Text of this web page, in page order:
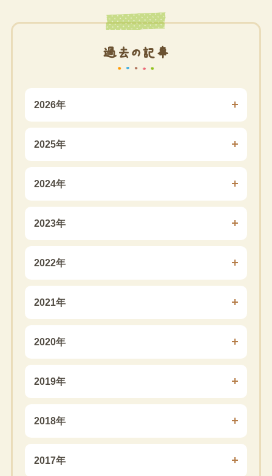
過去の記事
2026年
2025年
2024年
2023年
2022年
2021年
2020年
2019年
2018年
2017年